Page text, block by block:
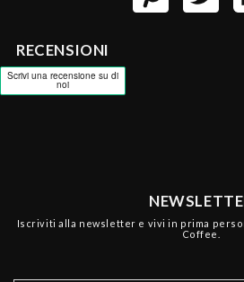
RECENSIONI
Iscriviti alla newsletter e vivi in prima
Coffee.